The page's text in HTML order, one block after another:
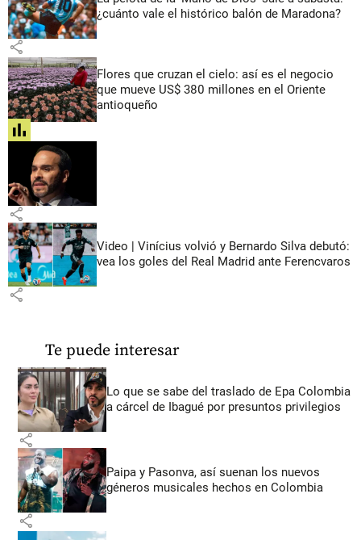
¿cuánto vale el histórico balón de Maradona?
share
Flores que cruzan el cielo: así es el negocio
que mueve US$ 380 millones en el Oriente
antioqueño
share
share
Video | Vinícius volvió y Bernardo Silva debutó:
vea los goles del Real Madrid ante Ferencvaros
share
Te puede interesar
Lo que se sabe del traslado de Epa Colombia
a cárcel de Ibagué por presuntos privilegios
share
Paipa y Pasonva, así suenan los nuevos
géneros musicales hechos en Colombia
share